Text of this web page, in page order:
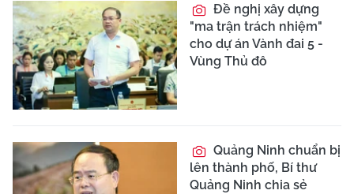
Đề nghị xây dựng
"ma trận trách nhiệm"
cho dự án Vành đai 5 -
Vùng Thủ đô
Quảng Ninh chuẩn bị
lên thành phố, Bí thư
Quảng Ninh chia sẻ